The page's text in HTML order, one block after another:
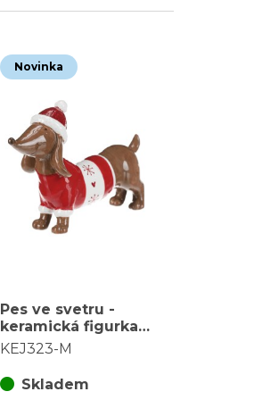
Novinka
Pes ve svetru -
keramická figurka,
vel. M, červeno-
KEJ323-M
Skladem